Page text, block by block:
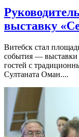
выставку
Витебск стал
события — выставки
гостей с
Султаната Оман....